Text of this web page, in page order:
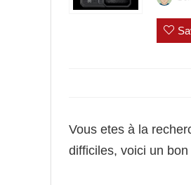
Vous etes à la
difficiles, voici un bon